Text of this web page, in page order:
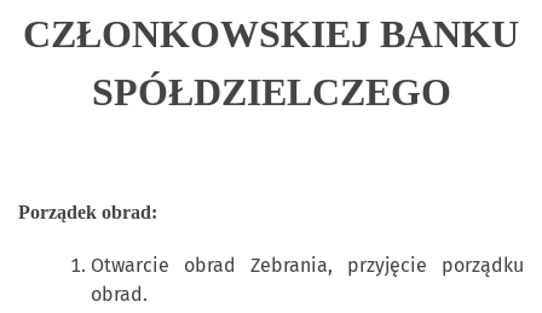
CZŁONKOWSKIEJ BANKU
SPÓŁDZIELCZEGO
Porządek obrad:
Otwarcie obrad Zebrania, przyjęcie porządku
obrad.